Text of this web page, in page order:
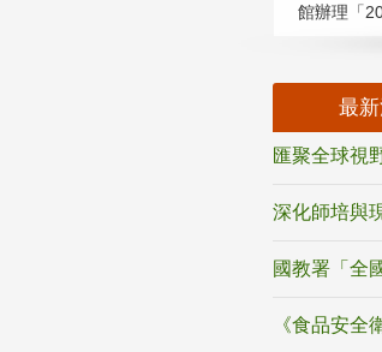
館辦理「
最
匯聚全球視
深化師培與
國教署「全
《食品安全